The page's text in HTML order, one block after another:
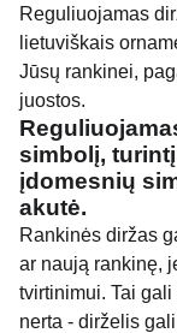
Reguliuojamas
lietuviškais
Jūsų rankinei,
juostos.
simbolį,
įdomesnių
akutė.
Rankinės diržas
ar naują rankinę,
tvirtinimui. Tai
nerta - dirželis